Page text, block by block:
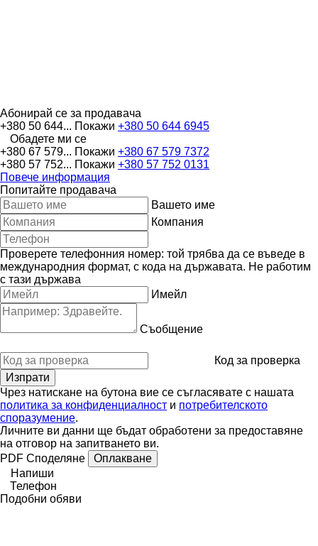
Абонирай се за продавача
+380 50 644... Покажи +380 50 644 6945
Обадете ми се
+380 67 579... Покажи +380 67 579 7372
+380 57 752... Покажи +380 57 752 0131
Повече информация
Попитайте продавача
Вашето име
Компания
Проверете телефонния номер: той трябва да се въведе в
международния формат, с кода на държавата. Не работим
с тази държава
Имейл
Съобщение
Код за проверка
Чрез натискане на бутона вие се съгласявате с нашата
политика за конфиденциалност и потребителското
споразумение.
Личните ви данни ще бъдат обработени за предоставяне
на отговор на запитването ви.
PDF Споделяне
Оплакване
Напиши
Телефон
Подобни обяви